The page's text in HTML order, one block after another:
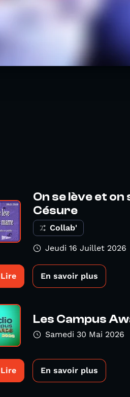
On se lève et on
Césure
Collab'
Jeudi 16 Juillet 2026
Lire En savoir plus
Les Campus
Samedi 30 Mai 2026
Lire En savoir plus